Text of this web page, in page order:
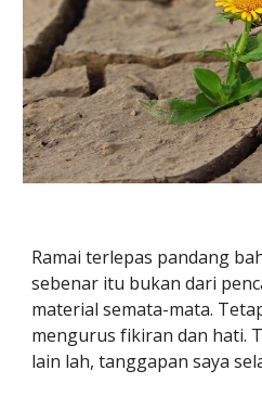
Ramai terlepas pandang
sebenar itu bukan dari
material semata-mata.
mengurus fikiran dan hati.
lain lah, tanggapan saya